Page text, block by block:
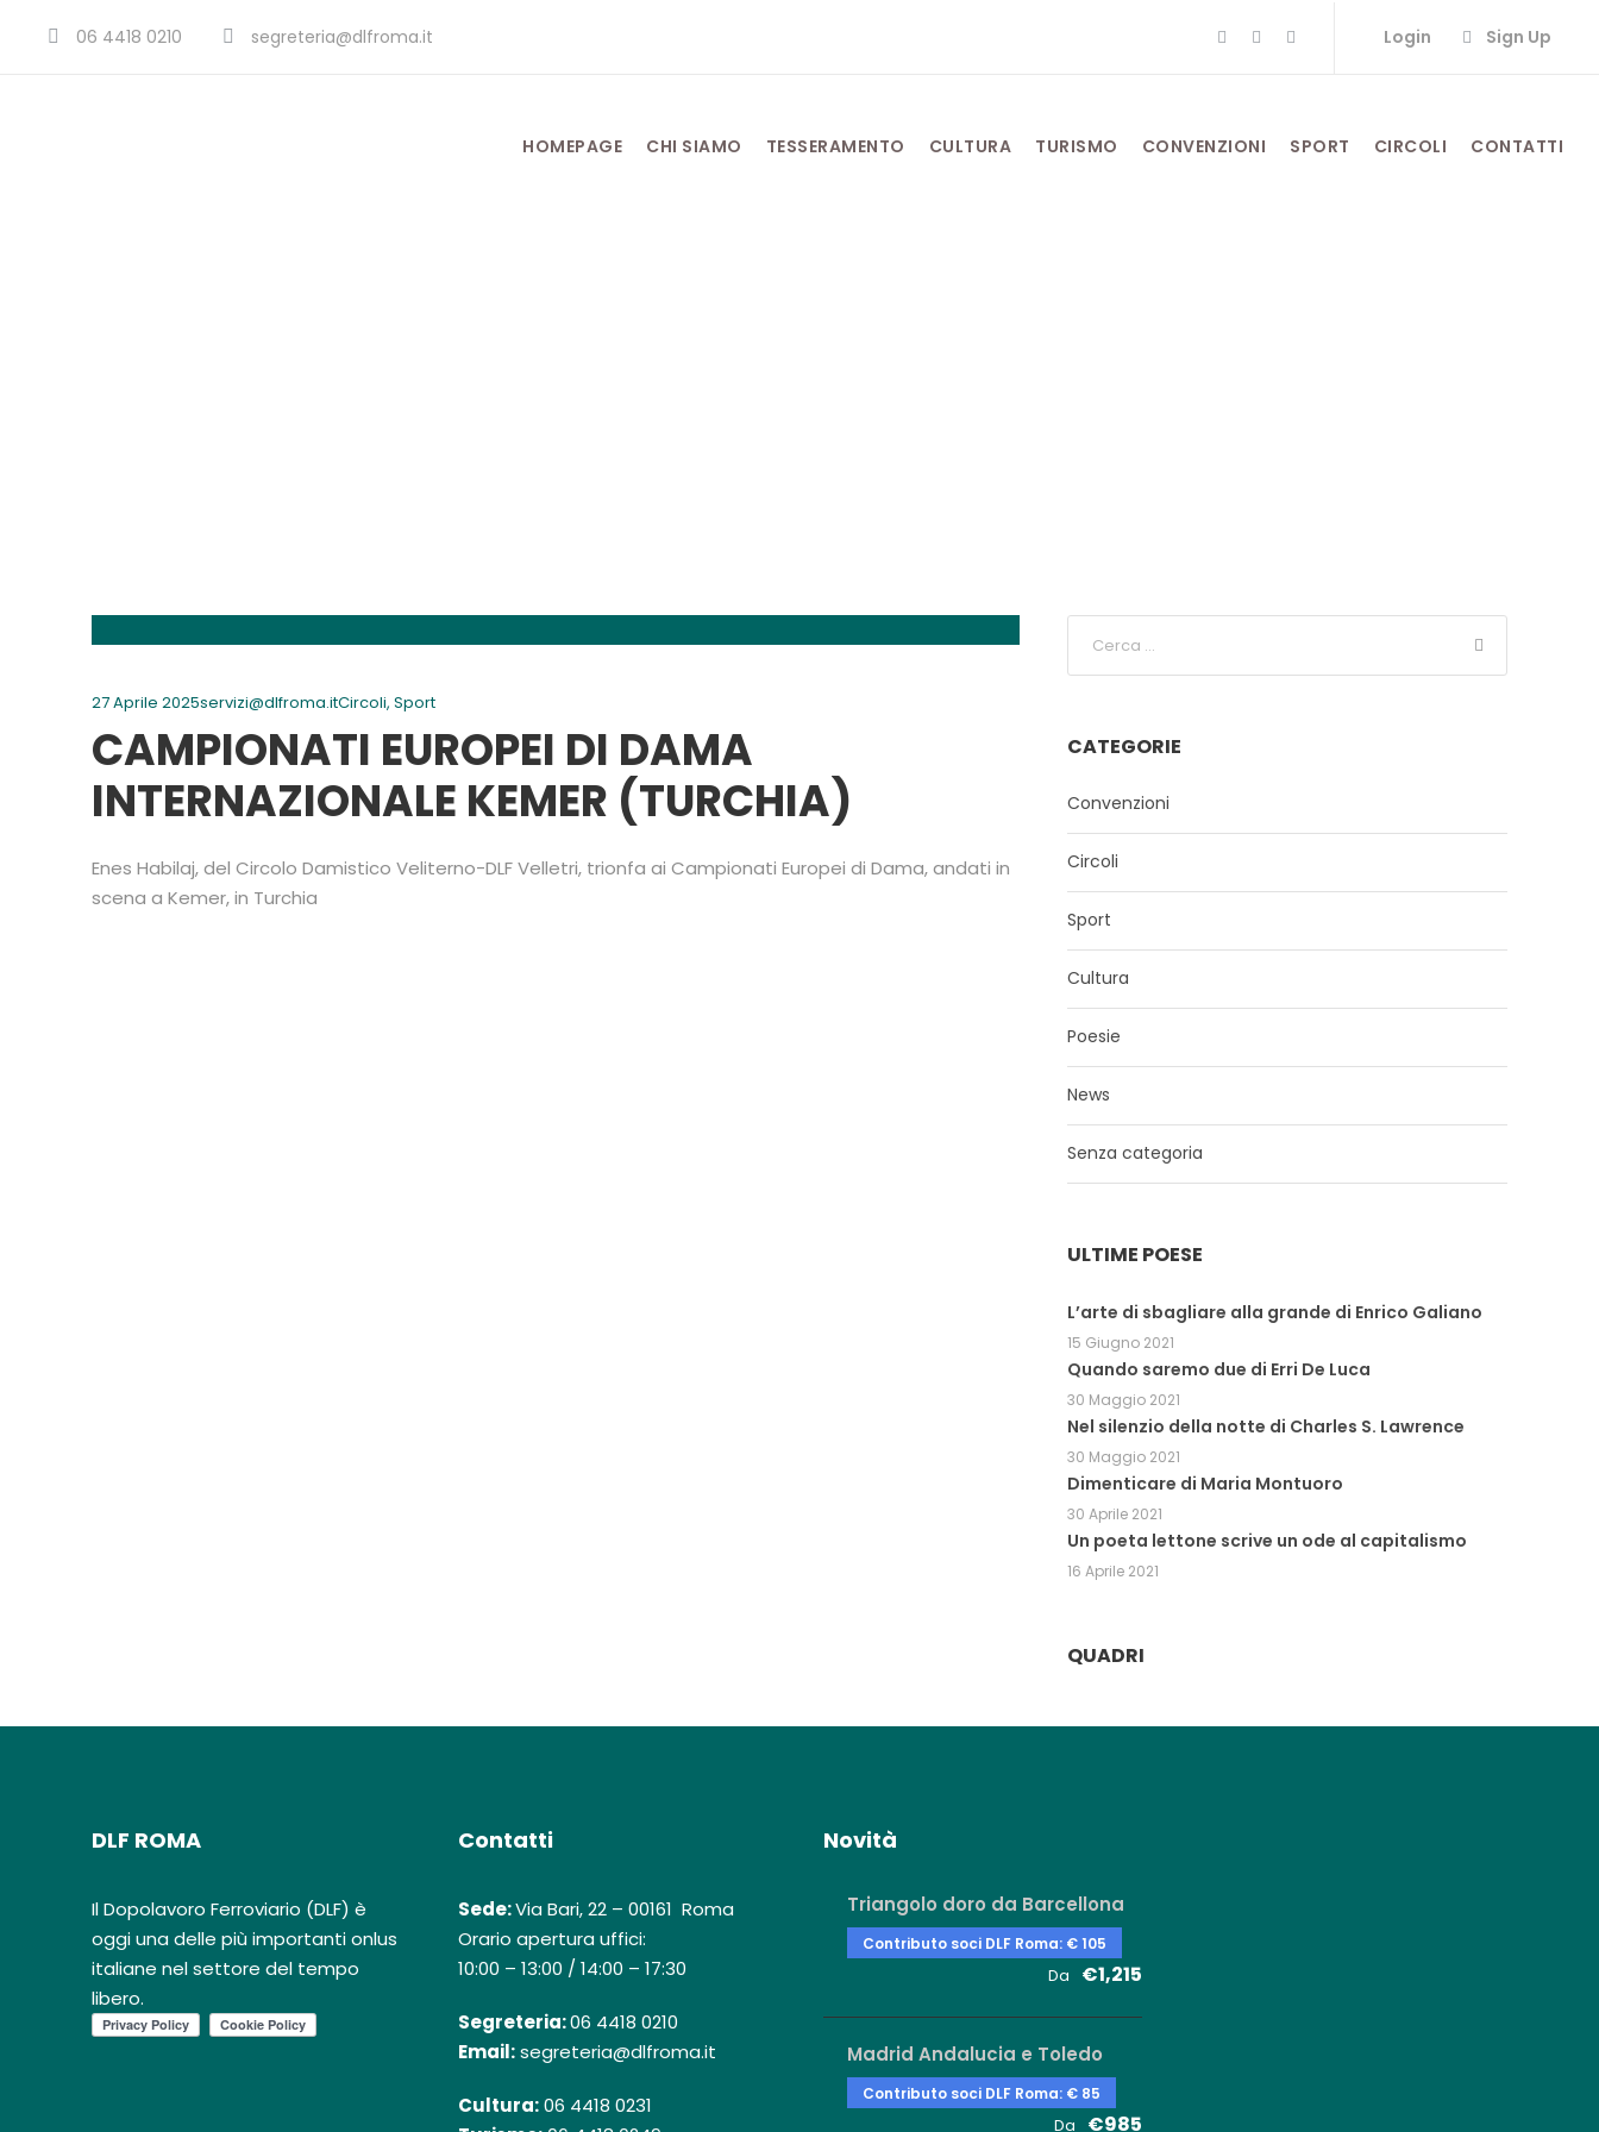
06 4418 0210 segreteria@dlfroma.it Login Sign Up
HOMEPAGE CHI SIAMO TESSERAMENTO CULTURA TURISMO CONVENZIONI SPORT CIRCOLI CONTATTI
27 Aprile 2025servizi@dlfroma.itCircoli, Sport
CAMPIONATI EUROPEI DI DAMA
INTERNAZIONALE KEMER (TURCHIA)
Enes Habilaj, del Circolo Damistico Veliterno-DLF Velletri, trionfa ai Campionati Europei di Dama, andati in
scena a Kemer, in Turchia
CATEGORIE
Convenzioni
Circoli
Sport
Cultura
Poesie
News
Senza categoria
ULTIME POESE
L’arte di sbagliare alla grande di Enrico Galiano
15 Giugno 2021
Quando saremo due di Erri De Luca
30 Maggio 2021
Nel silenzio della notte di Charles S. Lawrence
30 Maggio 2021
Dimenticare di Maria Montuoro
30 Aprile 2021
Un poeta lettone scrive un ode al capitalismo
16 Aprile 2021
QUADRI
DLF ROMA
Il Dopolavoro Ferroviario (DLF) è
oggi una delle più importanti onlus
italiane nel settore del tempo
libero.
Contatti
Sede:Via Bari, 22 – 00161 Roma
Orario apertura uffici:
10:00 – 13:00 / 14:00 – 17:30
Segreteria:06 4418 0210
Email:segreteria@dlfroma.it
Cultura:06 4418 0231
Novità
Triangolo doro da Barcellona
Contributo soci DLF Roma: € 105
Da €1,215
Madrid Andalucia e Toledo
Contributo soci DLF Roma: € 85
Da €985